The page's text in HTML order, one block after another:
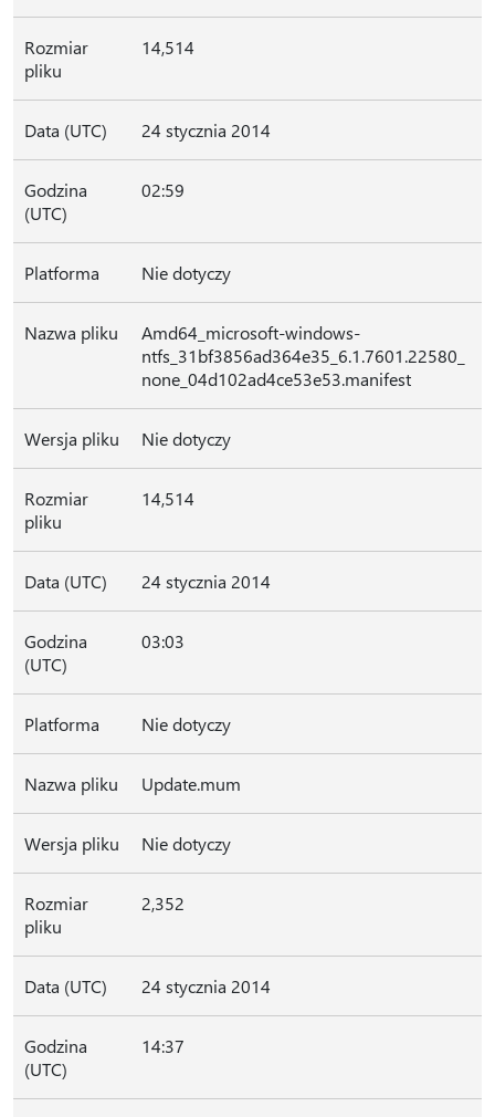
Rozmiar
pliku
14,514
Data (UTC) 24 stycznia 2014
Godzina
(UTC)
02:59
Platforma Nie dotyczy
Nazwa pliku
Amd64_microsoft-windows-
ntfs_31bf3856ad364e35_6.1.7601.22580_
none_04d102ad4ce53e53.manifest
Wersja pliku Nie dotyczy
Rozmiar
pliku
14,514
Data (UTC) 24 stycznia 2014
Godzina
(UTC)
03:03
Platforma Nie dotyczy
Nazwa pliku Update.mum
Wersja pliku Nie dotyczy
Rozmiar
pliku
2,352
Data (UTC) 24 stycznia 2014
Godzina
(UTC)
14:37